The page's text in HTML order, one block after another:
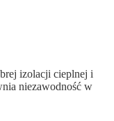
izolacji cieplnej i
niezawodność w